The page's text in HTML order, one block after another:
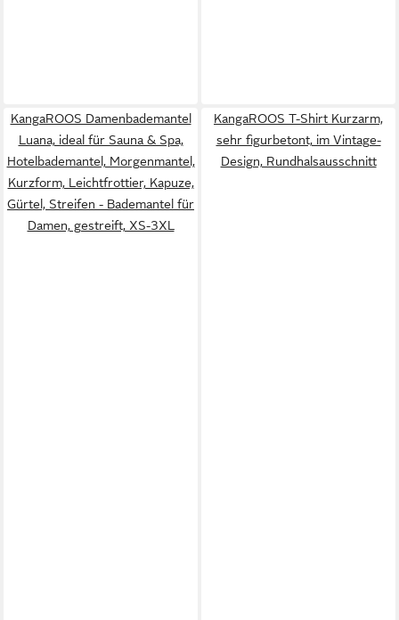
KangaROOS Damenbademantel
Luana, ideal für Sauna & Spa,
Hotelbademantel, Morgenmantel,
Kurzform, Leichtfrottier, Kapuze,
Gürtel, Streifen - Bademantel für
Damen, gestreift, XS-3XL
KangaROOS T-Shirt Kurzarm,
sehr figurbetont, im Vintage-
Design, Rundhalsausschnitt